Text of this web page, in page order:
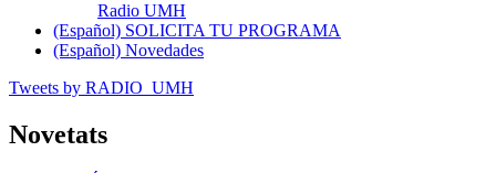
Radio UMH
(Español) SOLICITA TU PROGRAMA
(Español) Novedades
Tweets by RADIO_UMH
Novetats